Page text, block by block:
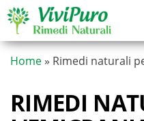
Vai
contenuto
Home » Rimedi naturali
RIMEDI